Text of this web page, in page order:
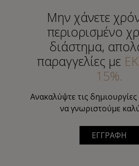
Μην χάνετε
περιορισμένο
διάστημα,
παραγγελίες με
15%.
Ανακαλύψτε τις δημιουργίες
να γνωριστούμε
ΕΓΓΡΑΦΗ